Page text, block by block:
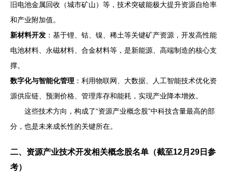
旧电池金属回收（城市矿山）等，技术突破能极大提升资源自给率
和产业附加值。
新材料开发 ：基于锂、钴、镍、稀土等关键矿产资源，开发高性能
电池材料、永磁材料、合金材料等，是新能源、高端制造的核心支
撑。
数字化与智能化管理 ：利用物联网、大数据、人工智能技术优化资
源供应链、预测价格、管理库存和能耗，实现产业降本增效。
这些技术方向，构成了“资源产业概念股”中科技含量最高的部
分，也是未来成长性的关键所在。
二、资源产业技术开发相关概念股名单（截至12月29日参
考）